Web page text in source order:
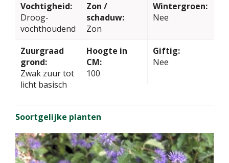
Vochtigheid:
Droog-
vochthoudend
Zon /
schaduw:
Zon
Wintergroen:
Nee
Zuurgraad
grond:
Zwak zuur tot
licht basisch
Hoogte in
CM:
100
Giftig:
Nee
Soortgelijke planten